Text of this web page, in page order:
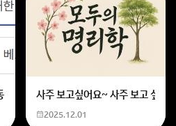
아이템들이 일상에서도 어떻게 활
니다.
버핏 후디 조합은 편안하면서도 멋
를 누르면 내용이 보입니다
화 계산할때0하나 빼고 나누기 2하면
사주 보고싶어요~ 사주 보고 싶
2025.12.01